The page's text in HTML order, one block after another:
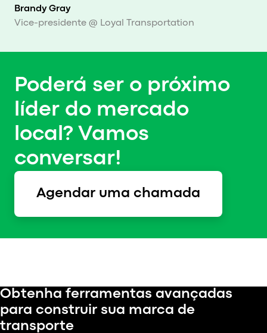
Brandy Gray
Vice-presidente @ Loyal Transportation
Poderá ser o próximo
líder do mercado
local? Vamos
conversar!
Agendar uma chamada
Obtenha ferramentas avançadas
para construir sua marca de
transporte